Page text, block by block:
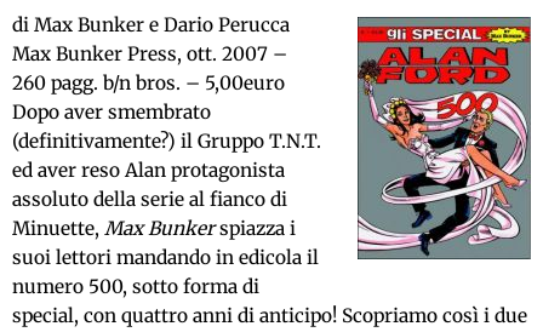
di Max Bunker e Dario Perucca
Max Bunker Press, ott. 2007 –
260 pagg. b/n bros. – 5,00euro
Dopo aver smembrato
(definitivamente?) il Gruppo T.N.T.
ed aver reso Alan protagonista
assoluto della serie al fianco di
Minuette, Max Bunkerspiazza i
suoi lettori mandando in edicola il
numero 500, sotto forma di
special, con quattro anni di anticipo! Scopriamo così i due